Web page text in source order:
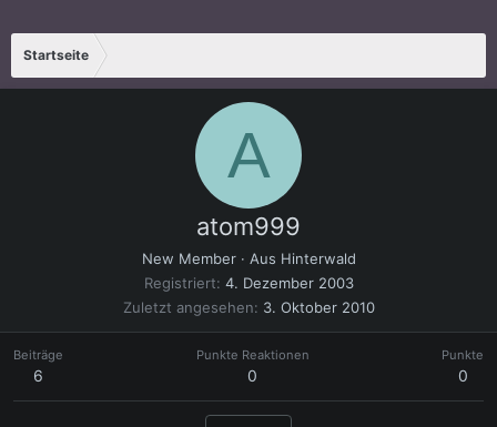
Startseite
A
atom999
New Member · Aus Hinterwald
Registriert 4. Dezember 2003
Zuletzt angesehen
3. Oktober 2010
Beiträge
6
Punkte Reaktionen
0
Punkte
0